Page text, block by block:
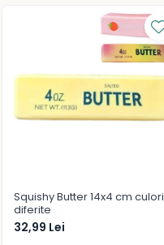
Squishy Butter 14x4 cm culori
diferite
32,99 Lei